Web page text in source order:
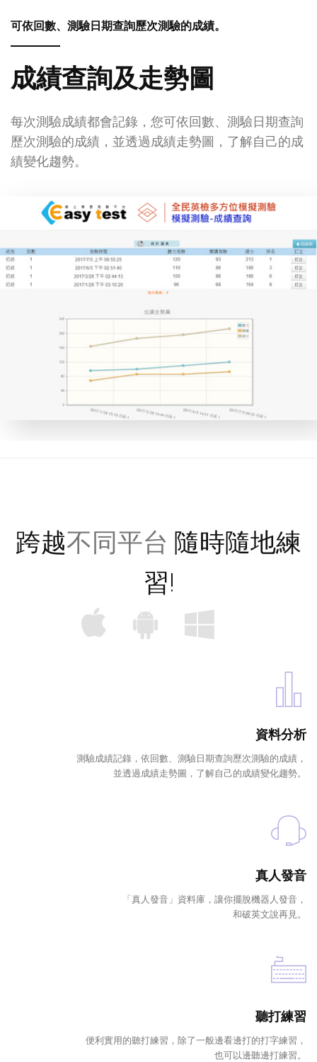
可依回數、測驗日期查詢歷次測驗的成績。
成績查詢及走勢圖
每次測驗成績都會記錄，您可依回數、測驗日期查詢
歷次測驗的成績，並透過成績走勢圖，了解自己的成
績變化趨勢。
跨越不同平台 隨時隨地練
習!
資料分析
測驗成績記錄，依回數、測驗日期查詢歷次測驗的成績，
並透過成績走勢圖，了解自己的成績變化趨勢。
真人發音
「真人發音」資料庫，讓你擺脫機器人發音，
和破英文說再見。
聽打練習
便利實用的聽打練習，除了一般邊看邊打的打字練習，
也可以邊聽邊打練習。